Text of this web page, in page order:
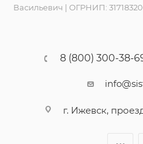
Васильевич | ОГРНИП:
8 (800) 300-38-
г. Ижевск,